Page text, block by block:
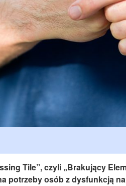
Tile”, czyli „Brakujący
potrzeby osób z dysfunkcją